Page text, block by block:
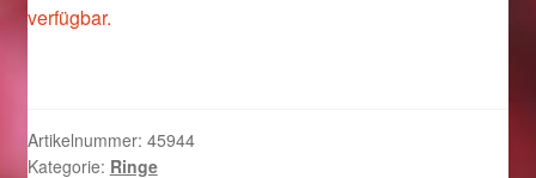
verfügbar.
Artikelnummer: 45944
Kategorie: Ringe